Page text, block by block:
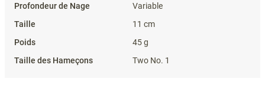
Variable
11 cm
45 g
Two No. 1